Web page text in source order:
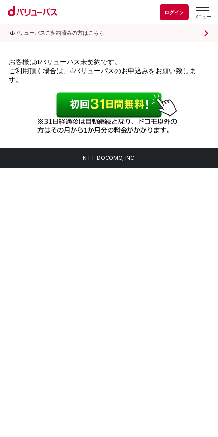
ログイン
dバリューパスご契約済みの方はこちら
お客様はdバリューパス未契約です。
ご利用頂く場合は、dバリューパスのお申込みをお願い致しま
す。
NTT DOCOMO, INC.